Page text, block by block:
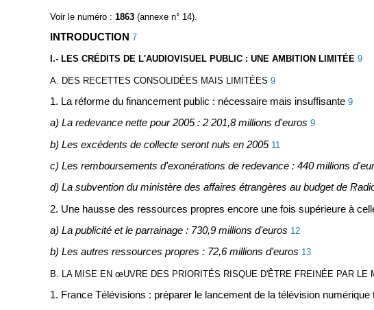
Voir le numéro : 1863(annexe n° 14).
INTRODUCTION 7
I.- LES CRÉDITS DE L'AUDIOVISUEL PUBLIC : UNE AMBITION LIMITÉE 9
A. DES RECETTES CONSOLIDÉES MAIS LIMITÉES 9
1. La réforme du financement public : nécessaire mais insuffisante 9
a) La redevance nette pour 2005 : 2 201,8 millions d'euros 9
b) Les excédents de collecte seront nuls en 2005 11
c) Les remboursements d'exonérations de redevance : 440 millions
d) La subvention du ministère des affaires étrangères au budget de
2. Une hausse des ressources propres encore une fois supérieure à
a) La publicité et le parrainage : 730,9 millions d'euros 12
b) Les autres ressources propres : 72,6 millions d'euros 13
B. LA MISE EN œUVRE DES PRIORITÉS RISQUE D'ÊTRE FREINÉE PAR LE
1. France Télévisions : préparer le lancement de la télévision